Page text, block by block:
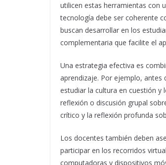
utilicen estas herramientas con
tecnología debe ser coherente
buscan desarrollar en los
complementaria que facilite el
Una estrategia efectiva es
aprendizaje. Por ejemplo, antes
estudiar la cultura en cuestión y
reflexión o discusión grupal
crítico y la reflexión profunda
Los docentes también deben
participar en los recorridos
computadoras y dispositivos